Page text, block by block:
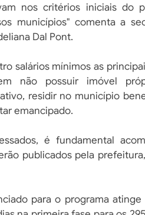
nos critérios iniciais do
municípios" comenta a
Dal Pont.
salários mínimos as
não possuir imóvel
residir no município
emancipado.
é fundamental
publicados pela
para o programa